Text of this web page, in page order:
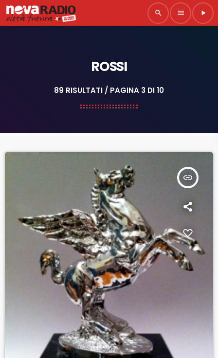
search menu play_arrow
ROSSI
89 RISULTATI / PAGINA 3 DI 10
insert_link